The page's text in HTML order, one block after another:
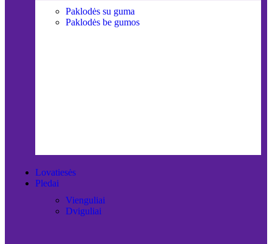
Paklodės su guma
Paklodės be gumos
Lovatiesės
Pledai
Vienguliai
Dviguliai